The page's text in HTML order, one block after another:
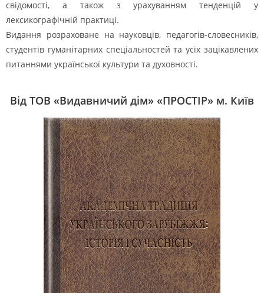
свідомості, а також з урахуванням тенденцій у
лексикографічній практиці.
Видання розраховане на науковців, педагогів-словесників,
студентів гуманітарних спеціальностей та усіх зацікавлених
питаннями української культури та духовності.
Від ТОВ «Видавничий дім» «ПРОСТІР» м. Київ